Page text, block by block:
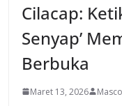
Cilacap:
Senyap’
Berbuka
Maret 13, 2026